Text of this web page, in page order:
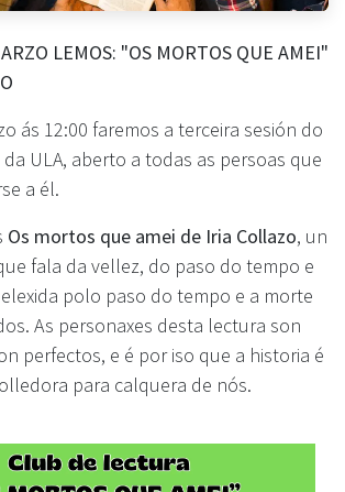
LEMOS: "OS MORTOS QUE AMEI"
ás 12:00 faremos a terceira sesión do
ULA, aberto a todas as persoas que
a él.
Os mortos que amei de Iria Collazo, un
fala da vellez, do paso do tempo e
polo paso do tempo e a morte
As personaxes desta lectura son
perfectos, e é por iso que a historia é
para calquera de nós.